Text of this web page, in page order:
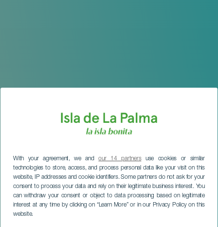
With your agreement, we andour 14 partnersuse cookies or similar
technologies to store, access, and process personal data like your visit on this
website, IP addresses and cookie identifiers. Some partners do not ask for your
consent to process your data and rely on their legitimate business interest. You
can withdraw your consent or object to data processing based on legitimate
interest at any time by clicking on “Learn More” or in our Privacy Policy on this
website.